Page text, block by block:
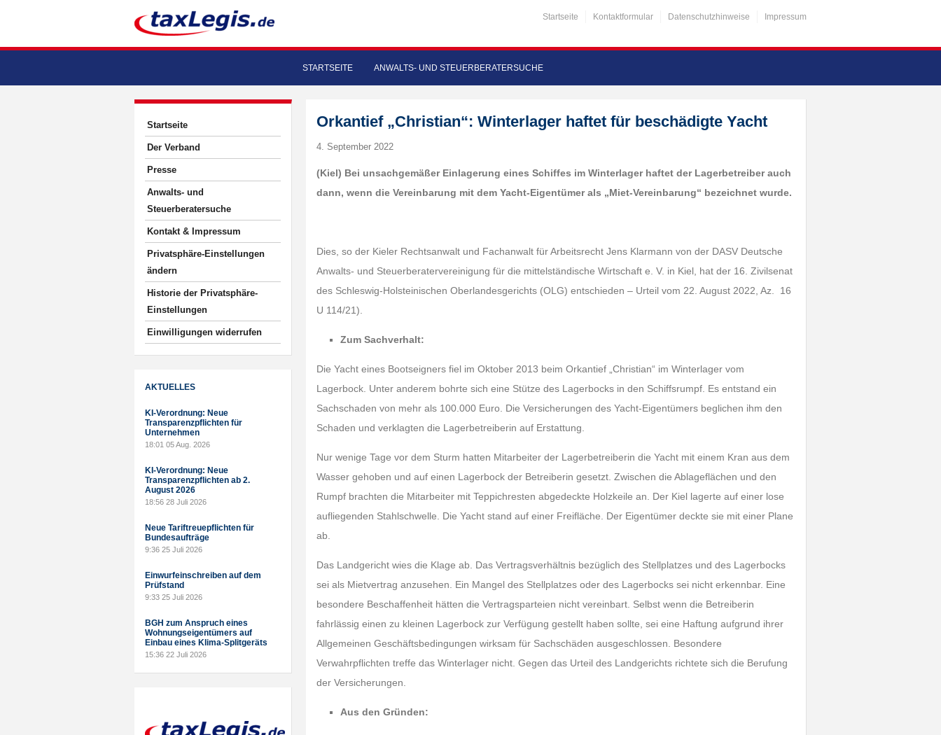
Startseite Kontaktformular Datenschutzhinweise Impressum
STARTSEITE ANWALTS- UND STEUERBERATERSUCHE
Startseite
Der Verband
Presse
Anwalts- und
Steuerberatersuche
Kontakt & Impressum
Privatsphäre-Einstellungen
ändern
Historie der Privatsphäre-
Einstellungen
Einwilligungen widerrufen
AKTUELLES
KI-Verordnung: Neue
Transparenzpflichten für
Unternehmen
18:01 05 Aug. 2026
KI-Verordnung: Neue
Transparenzpflichten ab 2.
August 2026
18:56 28 Juli 2026
Neue Tariftreuepflichten für
Bundesaufträge
9:36 25 Juli 2026
Einwurfeinschreiben auf dem
Prüfstand
9:33 25 Juli 2026
BGH zum Anspruch eines
Wohnungseigentümers auf
Einbau eines Klima-Splitgeräts
15:36 22 Juli 2026
Orkantief „Christian“: Winterlager haftet für beschädigte Yacht
4. September 2022
(Kiel) Bei unsachgemäßer Einlagerung eines Schiffes im Winterlager haftet der Lagerbetreiber auch
dann, wenn die Vereinbarung mit dem Yacht-Eigentümer als „Miet-Vereinbarung“ bezeichnet wurde.
Dies, so der Kieler Rechtsanwalt und Fachanwalt für Arbeitsrecht Jens Klarmann von der DASV Deutsche
Anwalts- und Steuerberatervereinigung für die mittelständische Wirtschaft e. V. in Kiel, hat der 16. Zivilsenat
des Schleswig-Holsteinischen Oberlandesgerichts (OLG) entschieden – Urteil vom 22. August 2022, Az. 16
U 114/21).
Zum Sachverhalt:
Die Yacht eines Bootseigners fiel im Oktober 2013 beim Orkantief „Christian“ im Winterlager vom
Lagerbock. Unter anderem bohrte sich eine Stütze des Lagerbocks in den Schiffsrumpf. Es entstand ein
Sachschaden von mehr als 100.000 Euro. Die Versicherungen des Yacht-Eigentümers beglichen ihm den
Schaden und verklagten die Lagerbetreiberin auf Erstattung.
Nur wenige Tage vor dem Sturm hatten Mitarbeiter der Lagerbetreiberin die Yacht mit einem Kran aus dem
Wasser gehoben und auf einen Lagerbock der Betreiberin gesetzt. Zwischen die Ablageflächen und den
Rumpf brachten die Mitarbeiter mit Teppichresten abgedeckte Holzkeile an. Der Kiel lagerte auf einer lose
aufliegenden Stahlschwelle. Die Yacht stand auf einer Freifläche. Der Eigentümer deckte sie mit einer Plane
ab.
Das Landgericht wies die Klage ab. Das Vertragsverhältnis bezüglich des Stellplatzes und des Lagerbocks
sei als Mietvertrag anzusehen. Ein Mangel des Stellplatzes oder des Lagerbocks sei nicht erkennbar. Eine
besondere Beschaffenheit hätten die Vertragsparteien nicht vereinbart. Selbst wenn die Betreiberin
fahrlässig einen zu kleinen Lagerbock zur Verfügung gestellt haben sollte, sei eine Haftung aufgrund ihrer
Allgemeinen Geschäftsbedingungen wirksam für Sachschäden ausgeschlossen. Besondere
Verwahrpflichten treffe das Winterlager nicht. Gegen das Urteil des Landgerichts richtete sich die Berufung
der Versicherungen.
Aus den Gründen: